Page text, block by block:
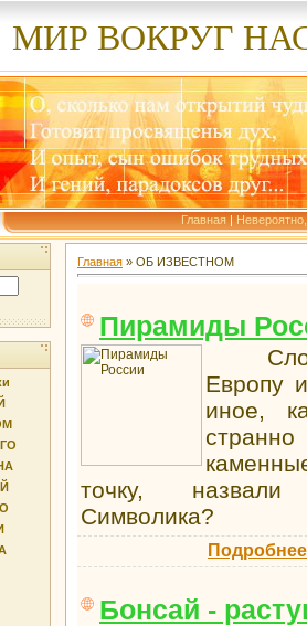
МИР ВОКРУГ
Главная |
Главная » ОБ ИЗВЕСТНОМ
Пирамиды
Европу
иное,
точку,
Символика?
Бонсай -